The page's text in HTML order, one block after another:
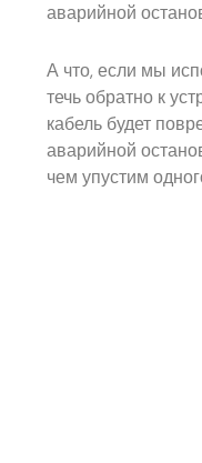
аварийной
А что, если мы
течь обратно к
кабель будет
аварийной
чем упустим